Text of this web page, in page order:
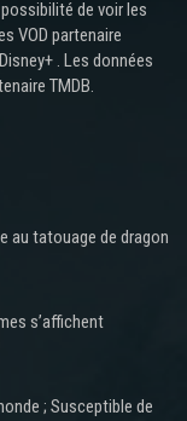
de voir les
VOD partenaire
. Les données
TMDB.
au tatouage de dragon
s’affichent
; Susceptible de